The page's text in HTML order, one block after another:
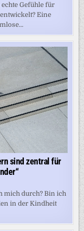
Gefühle für
Eine
sind zentral für
mich durch? Bin ich
in der Kindheit